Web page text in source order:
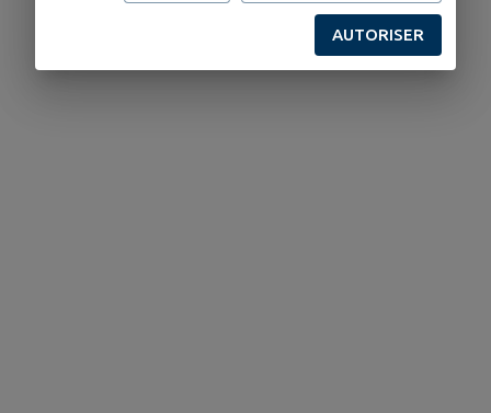
AUTORISER